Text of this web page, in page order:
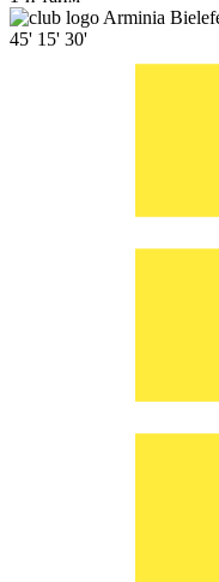
Arminia
45' 15' 30'